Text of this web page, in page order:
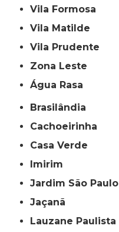
Vila Formosa
Vila Matilde
Vila Prudente
Zona Leste
Água Rasa
Brasilândia
Cachoeirinha
Casa Verde
Imirim
Jardim São Paulo
Jaçanã
Lauzane Paulista